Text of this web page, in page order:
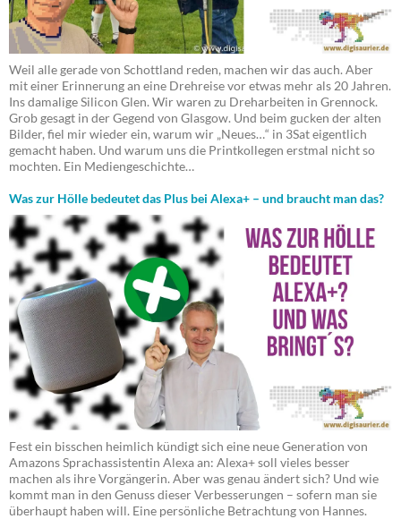
Weil alle gerade von Schottland reden, machen wir das auch. Aber
mit einer Erinnerung an eine Drehreise vor etwas mehr als 20 Jahren.
Ins damalige Silicon Glen. Wir waren zu Dreharbeiten in Grennock.
Grob gesagt in der Gegend von Glasgow. Und beim gucken der alten
Bilder, fiel mir wieder ein, warum wir „Neues…“ in 3Sat eigentlich
gemacht haben. Und warum uns die Printkollegen erstmal nicht so
mochten. Ein Mediengeschichte…
Was zur Hölle bedeutet das Plus bei Alexa+ – und braucht man das?
Fest ein bisschen heimlich kündigt sich eine neue Generation von
Amazons Sprachassistentin Alexa an: Alexa+ soll vieles besser
machen als ihre Vorgängerin. Aber was genau ändert sich? Und wie
kommt man in den Genuss dieser Verbesserungen – sofern man sie
überhaupt haben will. Eine persönliche Betrachtung von Hannes.